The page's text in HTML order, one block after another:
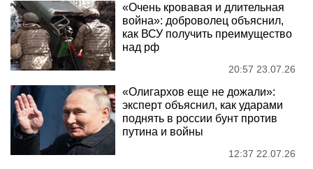
«Очень кровавая и длительная
война»: доброволец объяснил,
как ВСУ получить преимущество
над рф
20:57 23.07.26
«Олигархов еще не дожали»:
эксперт объяснил, как ударами
поднять в россии бунт против
путина и войны
12:37 22.07.26